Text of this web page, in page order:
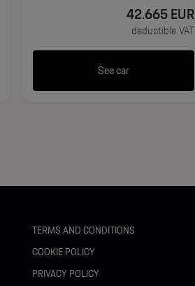
42.665EUR
deductible VAT
See car
TERMS AND CONDITIONS
COOKIE POLICY
PRIVACY POLICY